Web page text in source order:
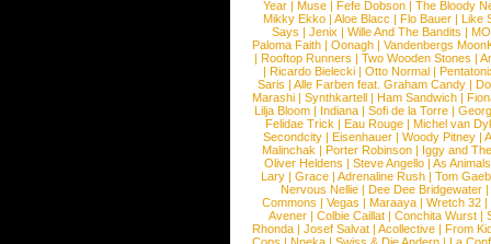
Year |Muse |Fefe Dobson |The Bloody
Mikky Ekko | Aloe Blacc | Flo Bauer | Like
Says | Jenix | Wille And The Bandits | MO
Paloma Faith |Oonagh |Vandenbergs
|Rooftop Runners |Two Wooden Stones |
| Ricardo Bielecki | Otto Normal |
Saris | Alle Farben feat. Graham Candy |
Marashi | Synthkartell | Ham Sandwich |
Lilja Bloom | Indiana | Sofi de la Torre |
Felidae Trick | Eau Rouge | Michel van
Secondcity |Eisenhauer |Woody Pitney |
Malinchak |Porter Robinson | Iggy and
Oliver Heldens |Steve Angello |As Animals
Lary | Grace | Adrenaline Rush | Tom
Nervous Nellie | Dee Dee Bridgewater |
Commons |Vegas |Maraaya |Wretch 32 |
Avener | Colbie Caillat | Conchita Wurst |
Rhonda | Josef Salvat | Acollective | From